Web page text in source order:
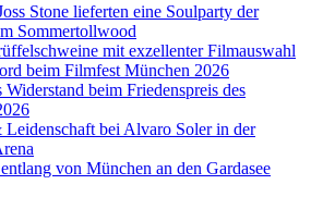
Stone lieferten eine Soulparty der
Sommertollwood
mit exzellenter Filmauswahl
beim Filmfest München 2026
beim Friedenspreis des
bei Alvaro Soler in der
von München an den Gardasee